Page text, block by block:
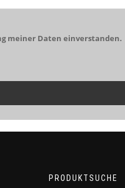
meiner Daten einverstanden.
PRODUKTSUCHE